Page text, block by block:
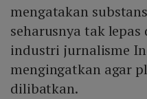
mengatakan
seharusnya tak
industri jurnalisme
mengingatkan agar
dilibatkan.